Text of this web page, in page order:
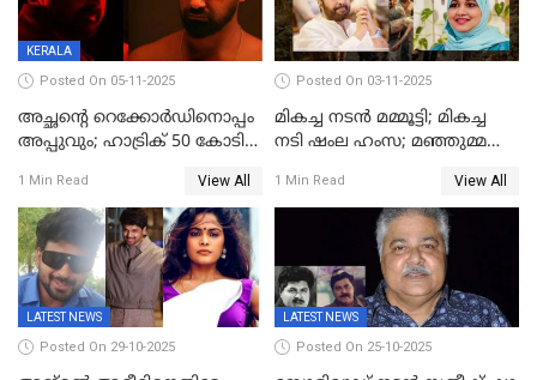
KERALA
Posted On 05-11-2025
അച്ഛന്റെ റെക്കോർഡിനൊപ്പം
അപ്പുവും; ഹാട്രിക് 50 കോടി
മോഹൻലാൽ, 'ഡീയസ്
ഈറേ' കുതിപ്പ്
1 Min Read View All
Posted On 03-11-2025
മികച്ച നടൻ മമ്മൂട്ടി; മികച്ച
നടി ഷംല ഹംസ; മഞ്ഞുമ്മൽ
1 Min Read View All
LATEST NEWS
Posted On 29-10-2025
LATEST NEWS
Posted On 25-10-2025